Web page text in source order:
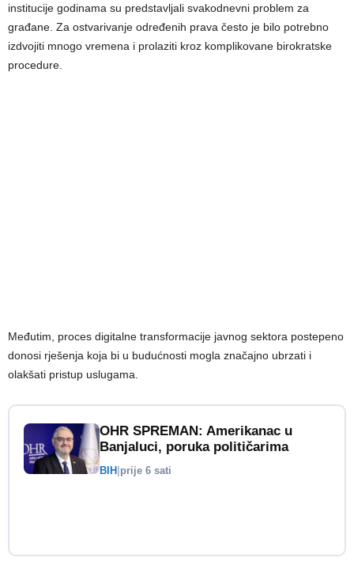
institucije godinama su predstavljali svakodnevni problem za
građane. Za ostvarivanje određenih prava često je bilo potrebno
izdvojiti mnogo vremena i prolaziti kroz komplikovane birokratske
procedure.
Međutim, proces digitalne transformacije javnog sektora postepeno
donosi rješenja koja bi u budućnosti mogla značajno ubrzati i
olakšati pristup uslugama.
OHR SPREMAN: Amerikanac u
Banjaluci, poruka političarima
BIH prije 6 sati